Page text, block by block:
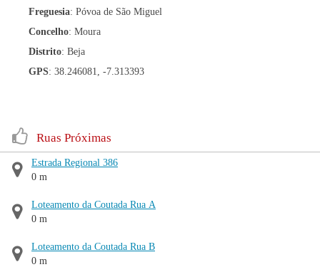
Freguesia: Póvoa de São Miguel
Concelho: Moura
Distrito: Beja
GPS: 38.246081, -7.313393
Ruas Próximas
Estrada Regional 386
0 m
Loteamento da Coutada Rua A
0 m
Loteamento da Coutada Rua B
0 m